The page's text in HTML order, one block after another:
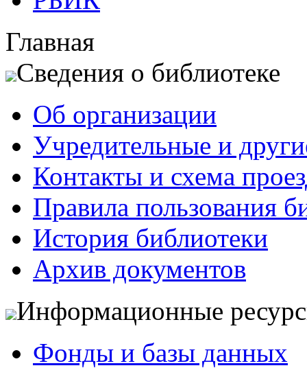
Главная
Сведения о библиотеке
Об организации
Учредительные и
Контакты и схема
Правила пользования
История библиотеки
Архив документов
Информационные
Фонды и базы данных